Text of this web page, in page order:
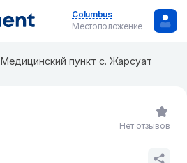
Columbus
Местоположение
Медицинский пункт с. Жарсуат
Нет отзывов